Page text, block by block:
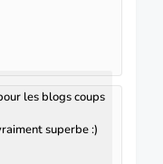
les blogs coups
superbe :)